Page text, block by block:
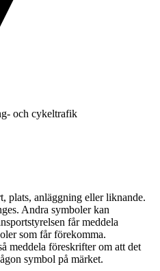
och cykeltrafik
plats, anläggning eller liknande.
Andra symboler kan
får meddela
som får förekomma.
meddela föreskrifter om att det
symbol på märket.